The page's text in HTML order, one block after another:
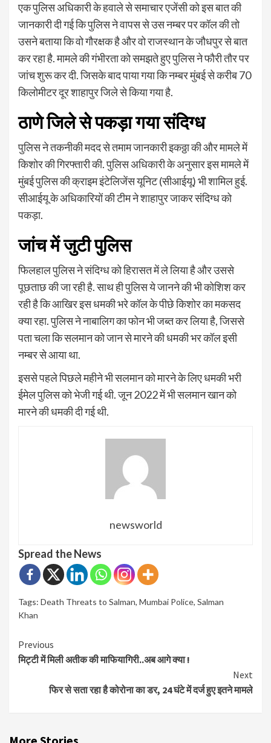
एक पुलिस अधिकारी के हवाले से समाचार एजेंसी को इस बात की
जानकारी दी गई कि पुलिस ने वापस से उस नम्बर पर कॉल की तो
उसने बताया कि वो गौरक्षक है और वो राजस्थान के जौधपुर से बात
कर रहा है. मामले की गंभीरता को समझते हुए पुलिस ने फौरी तौर पर
जांच शुरू कर दी. जिसके बाद पाया गया कि नम्बर मुंबई से करीब 70
किलोमीटर दूर शाहापुर जिले से किया गया है.
ठाणे जिले से पकड़ा गया संदिग्ध
पुलिस ने तकनीकी मदद से तमाम जानकारी इकठ्ठा की और मामले में
किशोर की गिरफ्तारी की. पुलिस अधिकारी के अनुसार इस मामले में
मुंबई पुलिस की क्राइम इंटेलिजेंस यूनिट (सीआईयू) भी शामिल हुई.
सीआईयू के अधिकारियों की टीम ने शाहापुर जाकर संदिग्ध को
पकड़ा.
जांच में जुटी पुलिस
फिलहाल पुलिस ने संदिग्ध को हिरासत में ले लिया है और उससे
पूछताछ की जा रही है. साथ ही पुलिस ये जानने की भी कोशिश कर
रही है कि आखिर इस धमकी भरे कॉल के पीछे किशोर का मकसद
क्या रहा. पुलिस ने नाबालिग का फोन भी जब्त कर लिया है, जिससे
पता चला कि सलमान को जान से मारने की धमकी भर कॉल इसी
नम्बर से आया था.
इससे पहले पिछले महीने भी सलमान को मारने के लिए धमकी भरी
ईमेल पुलिस को भेजी गई थी. जून 2022 में भी सलमान खान को
मारने की धमकी दी गई थी.
newsworld
Spread the News
Tags: Death Threats to Salman, Mumbai Police, Salman
Khan
Continue
Reading
Previous
मिट्टी में मिली अतीक की माफियागिरी..अब आगे क्या !
Next
फिर से सता रहा है कोरोना का डर, 24 घंटे में दर्ज हुए इतने मामले